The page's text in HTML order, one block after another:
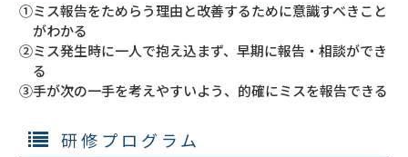
①ミス報告をためらう理由と改善するために意識すべきこと
がわかる
②ミス発生時に一人で抱え込まず、早期に報告・相談ができ
る
③手が次の一手を考えやすいよう、的確にミスを報告できる
研修プログラム